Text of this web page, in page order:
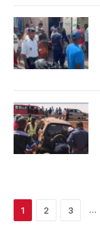
1 2 3 …